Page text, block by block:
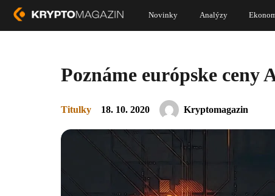
Novinky Analýzy
Poznáme európske ceny
Titulky 18. 10. 2020 Kryptomagazin